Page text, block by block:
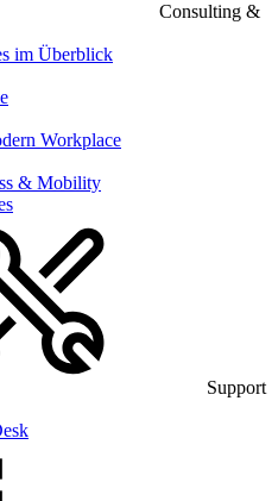
Consulting &
im Überblick
Workplace
& Mobility
Support